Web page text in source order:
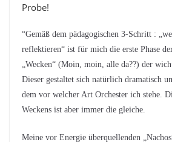
Probe!
“Gemäß dem pädagogischen 3-Schritt :
reflektieren“ ist für mich die erste Phase
„Wecken“ (Moin, moin, alle da??) der
Dieser gestaltet sich natürlich dramatisch
dem vor welcher Art Orchester ich stehe.
Weckens ist aber immer die gleiche.
Meine vor Energie überquellenden